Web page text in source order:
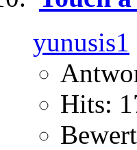
yunusis1
Hits: